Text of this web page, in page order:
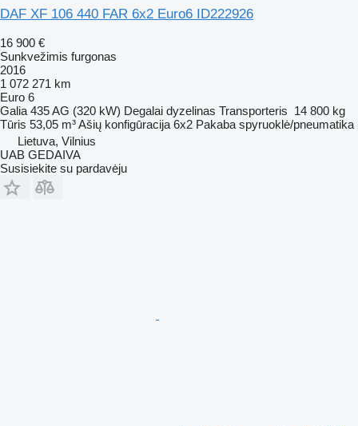
DAF XF 106 440 FAR 6x2 Euro6 ID222926
16 900 €
Sunkvežimis furgonas
2016
1 072 271 km
Euro 6
Galia 435 AG (320 kW) Degalai dyzelinas Transporteris 14 800 kg
Tūris 53,05 m³Ašių konfigūracija 6x2 Pakaba spyruoklė/pneumatika
Lietuva, Vilnius
UAB GEDAIVA
Susisiekite su pardavėju